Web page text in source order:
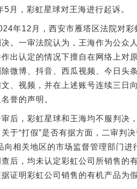
5月，彩虹星球对王海进行起诉。
12月，西安市雁塔区法院对彩
。一审法院认为，王海作为公众
出认定的情况下擅自在网络上对
微博、抖音、西瓜视频、今日头
、视频，并在上述账号连续三日
誉的声明。
，彩虹星球和王海均不服判决，
于“打假”是否有据方面，二审判
向相关地区的市场监督管理部门
后，均未认定彩虹公司所销售的
证明彩虹公司销售的有机产品为